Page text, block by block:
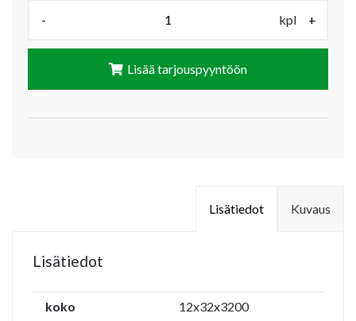
- kpl +
Lisää tarjouspyyntöön
Kuvaus
Lisätiedot
Lisätiedot
koko
12x32x3200